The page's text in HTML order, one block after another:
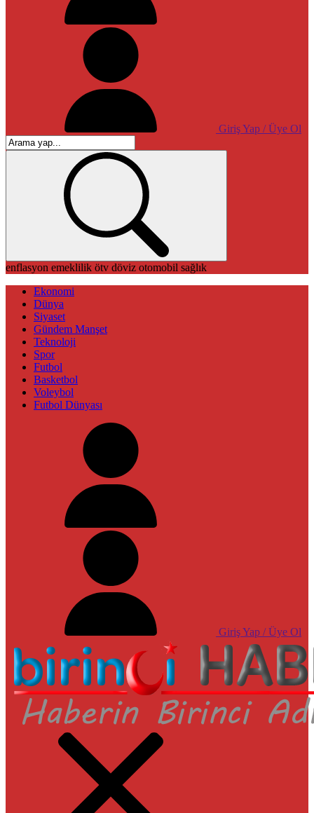
Giriş Yap / Üye Ol
enflasyon emeklilik ötv döviz otomobil sağlık
Ekonomi
Dünya
Siyaset
Gündem Manşet
Teknoloji
Spor
Futbol
Basketbol
Voleybol
Futbol Dünyası
Giriş Yap / Üye Ol